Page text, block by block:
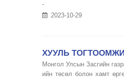
-
2023-10-29
ХУУЛЬ
Монгол Улсын Засгийн
ийн төсөл болон хамт